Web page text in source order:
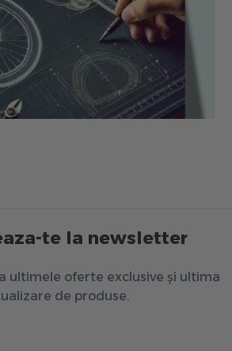
te la newsletter
ultimele oferte exclusive și ultima
de produse.